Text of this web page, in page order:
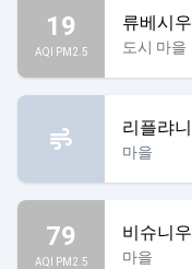
19
AQI PM2.5
류베시우
도시 마을
리플랴니
마을
79
AQI PM2.5
비슈니우
마을